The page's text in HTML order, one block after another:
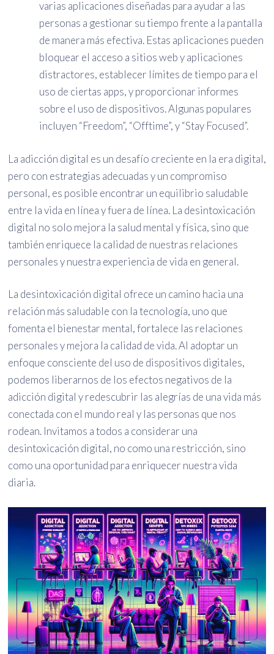
varias aplicaciones diseñadas para ayudar a las
personas a gestionar su tiempo frente a la pantalla
de manera más efectiva. Estas aplicaciones pueden
bloquear el acceso a sitios web y aplicaciones
distractores, establecer límites de tiempo para el
uso de ciertas apps, y proporcionar informes
sobre el uso de dispositivos. Algunas populares
incluyen “Freedom”, “Offtime”, y “Stay Focused”.
La adicción digital es un desafío creciente en la era digital,
pero con estrategias adecuadas y un compromiso
personal, es posible encontrar un equilibrio saludable
entre la vida en línea y fuera de línea. La desintoxicación
digital no solo mejora la salud mental y física, sino que
también enriquece la calidad de nuestras relaciones
personales y nuestra experiencia de vida en general.
La desintoxicación digital ofrece un camino hacia una
relación más saludable con la tecnología, uno que
fomenta el bienestar mental, fortalece las relaciones
personales y mejora la calidad de vida. Al adoptar un
enfoque consciente del uso de dispositivos digitales,
podemos liberarnos de los efectos negativos de la
adicción digital y redescubrir las alegrías de una vida más
conectada con el mundo real y las personas que nos
rodean. Invitamos a todos a considerar una
desintoxicación digital, no como una restricción, sino
como una oportunidad para enriquecer nuestra vida
diaria.